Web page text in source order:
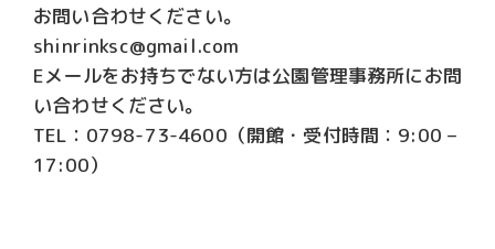
お問い合わせください。
shinrinksc@gmail.com
Eメールをお持ちでない方は公園管理事務所にお問
い合わせください。
TEL：0798-73-4600（開館・受付時間：9:00 –
17:00）